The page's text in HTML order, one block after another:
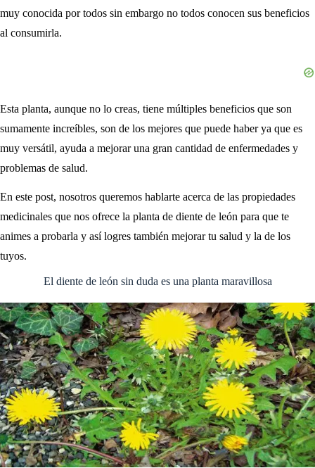
muy conocida por todos sin embargo no todos conocen sus beneficios
al consumirla.
Esta planta, aunque no lo creas, tiene múltiples beneficios que son
sumamente increíbles, son de los mejores que puede haber ya que es
muy versátil, ayuda a mejorar una gran cantidad de enfermedades y
problemas de salud.
En este post, nosotros queremos hablarte acerca de las propiedades
medicinales que nos ofrece la planta de diente de león para que te
animes a probarla y así logres también mejorar tu salud y la de los
tuyos.
El diente de león sin duda es una planta maravillosa